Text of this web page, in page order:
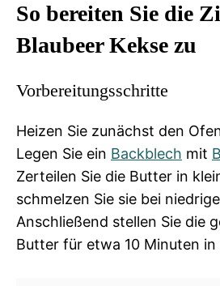
So bereiten Sie die
Blaubeer Kekse zu
Vorbereitungsschritte
Heizen Sie zunächst den
Legen Sie ein Backblech mit
Zerteilen Sie die Butter in
schmelzen Sie sie bei
Anschließend stellen Sie die
Butter für etwa 10 Minuten in